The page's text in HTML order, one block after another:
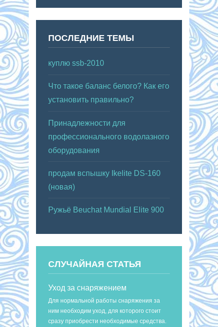
ПОСЛЕДНИЕ ТЕМЫ
куплю ssb-2010
Что такое баланс белого? Как его
установить правильно?
Принадлежности для
профессионального водолазного
оборудования
продам вспышку Ikelite DS-160
(новая)
Ружьё Beuchat Mundial Elite 900
СЛУЧАЙНАЯ СТАТЬЯ
Уход за снаряжением
Для нормальной работы снаряжения за
ним необходим уход, для которого стоит
сразу приобрести необходимые средства.